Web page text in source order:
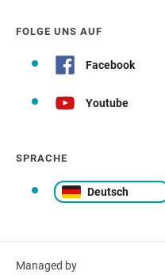
FOLGE UNS AUF
Facebook
Youtube
SPRACHE
Deutsch
Managed by